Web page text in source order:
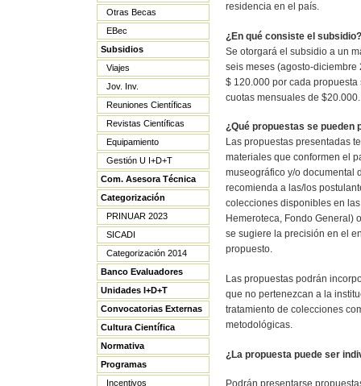
Otras Becas
EBec
Subsidios
Viajes
Jov. Inv.
Reuniones Científicas
Revistas Científicas
Equipamiento
Gestión U I+D+T
Com. Asesora Técnica
Categorización
PRINUAR 2023
SICADI
Categorización 2014
Banco Evaluadores
Unidades I+D+T
Convocatorias Externas
Cultura Científica
Normativa
Programas
Incentivos
residencia en el país.
¿En qué consiste el subsidio?
Se otorgará el subsidio a un
seis meses (agosto-
$ 120.000 por cada
cuotas mensuales de $20.000.
¿Qué propuestas se pueden
Las propuestas presentadas
materiales que conformen el
museográfico y/o documental
recomienda a las/los
colecciones disponibles en
Hemeroteca, Fondo General)
se sugiere la precisión en el
propuesto.
Las propuestas podrán
que no pertenezcan a la
tratamiento de colecciones
metodológicas.
¿La propuesta puede ser